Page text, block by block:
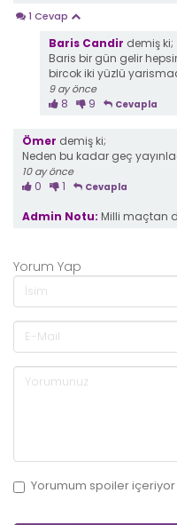
1 Cevap
Baris Candir demiş ki;
Baris bir gün gelir
bircok iki yüzlü
9 ay önce
8 9 Cevapla
Ömer demiş ki;
Neden bu kadar geç
10 ay önce
0 1 Cevapla
Admin Notu: Milli maçtan
Yorum Yap
Yorumum spoileriçeriyor